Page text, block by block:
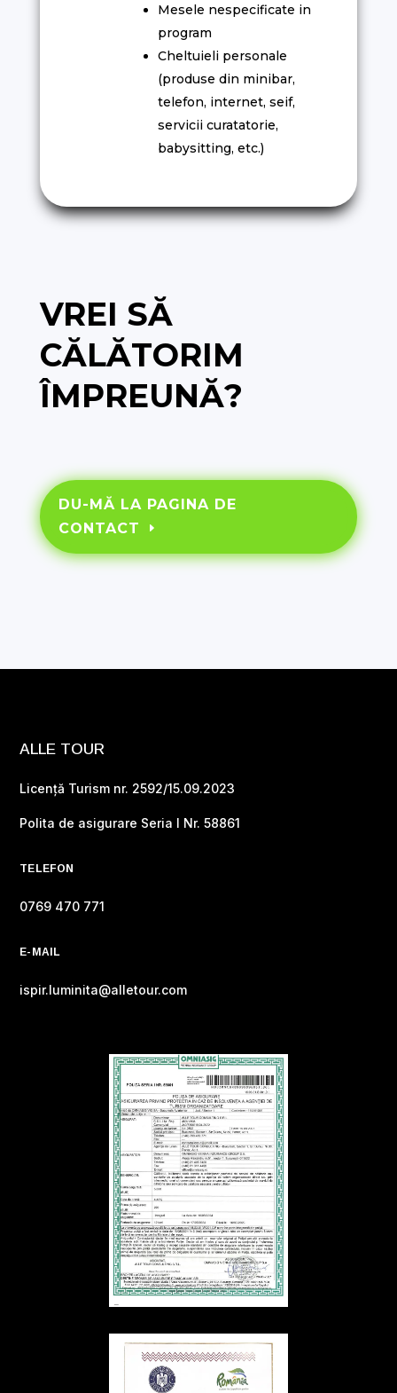
Mesele nespecificate in
program
Cheltuieli personale
(produse din minibar,
telefon, internet, seif,
servicii curatatorie,
babysitting, etc.)
VREI SĂ
CĂLĂTORIM
ÎMPREUNĂ?
DU-MĂ LA PAGINA DE
CONTACT
ALLE TOUR
Licență Turism nr. 2592/15.09.2023
Polita de asigurare Seria I Nr. 58861
TELEFON
0769 470 771
E-MAIL
ispir.luminita@alletour.com